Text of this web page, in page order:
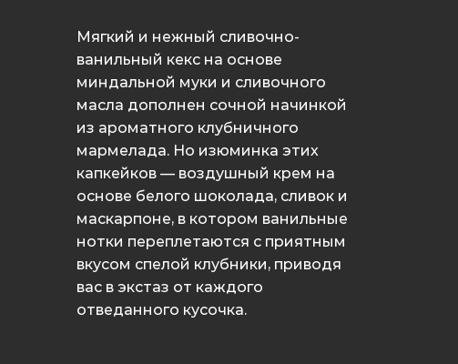
Мягкий и нежный сливочно-
ванильный кекс на основе
миндальной муки и сливочного
масла дополнен сочной начинкой
из ароматного клубничного
мармелада. Но изюминка этих
капкейков — воздушный крем на
основе белого шоколада, сливок и
маскарпоне, в котором ванильные
нотки переплетаются с приятным
вкусом спелой клубники, приводя
вас в экстаз от каждого
отведанного кусочка.